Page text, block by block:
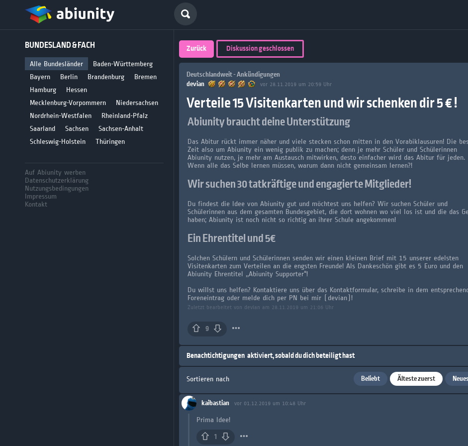
BUNDESLAND & FACH
Alle Bundesländer
Baden-Württemberg
Bayern
Berlin Brandenburg
Bremen
Hamburg
Hessen
Mecklenburg-Vorpommern
Niedersachsen
Nordrhein-Westfalen
Rheinland-Pfalz
Saarland
Sachsen
Sachsen-Anhalt
Schleswig-Holstein
Thüringen
Auf Abiunity werben
Datenschutzerklärung
Nutzungsbedingungen
Impressum
Kontakt
Deutschlands
größte Plattform
für Abiturienten
Zurück Diskussion geschlossen
Deutschlandweit - Ankündigungen
devian
vor 28.11.2019 um 20:59 Uhr
Verteile 15 Visitenkarten und wir schenken dir 5 € !
Abiunity braucht deine Unterstützung
Das Abitur rückt immer näher und viele stecken schon mitten in den Vorabiklausuren! Die
Zeit also um Abiunity ein wenig publik zu machen; denn je mehr Schüler und Schülerinnen
Abiunity nutzen, je mehr am Austausch mitwirken, desto einfacher wird das Abitur für jeden.
Wenn alle das Selbe lernen müssen, warum dann nicht gemeinsam lernen?!
Wir suchen 30 tatkräftige und engagierte Mitglieder!
Du findest die Idee von Abiunity gut und möchtest uns helfen? Wir suchen Schüler und
Schülerinnen aus dem gesamten Bundesgebiet, die dort wohnen wo viel los ist und die das
haben; Abiunity ist noch nicht so richtig an ihrer Schule angekommen!
Ein Ehrentitel und 5€
Solchen Schülern und Schülerinnen senden wir einen kleinen Brief mit 15 unserer edelsten
Visitenkarten zum Verteilen an die engsten Freunde! Als Dankeschön gibt es 5 Euro und den
Abiunity Ehrentitel ,,Abiunity Supporter“!
Du willst uns helfen? Kontaktiere uns über das Kontaktformular, schreibe in dem
Foreneintrag oder melde dich per PN bei mir (devian)!
Zuletzt bearbeitet von devian am 28.11.2019 um 21:06 Uhr
9
Benachtichtigungen aktiviert, sobald du dich beteiligt hast
Sortieren nach Beliebt Älteste zuerst
kaibastian vor 01.12.2019 um 10:48 Uhr
Prima Idee!
1